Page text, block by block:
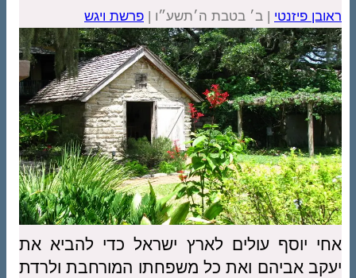
ראובן פיזנטי | ב׳ בטבת ה׳תשע״ו | פרשת ויגש
אחי יוסף עולים לארץ ישראל כדי להביא את
יעקב אביהם ואת כל משפחתו המורחבת ולרדת